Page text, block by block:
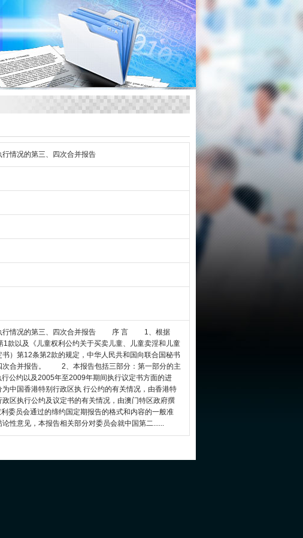
情况的第三、四次合并报告
执行情况的第三、四次合并报告 序 言 1、根据
1款以及《儿童权利公约关于买卖儿童、儿童卖淫和儿童
）第12条第2款的规定，中华人民共和国向联合国秘书
次合并报告。 2、本报告包括三部分：第一部分的主
公约以及2005年至2009年期间执行议定书方面的进
中国香港特别行政区执 行公约的有关情况，由香港特
区执行公约及议定书的有关情况，由澳门特区政府撰
员会通过的缔约国定期报告的格式和内容的一般准
性意见，本报告相关部分对委员会就中国第二......